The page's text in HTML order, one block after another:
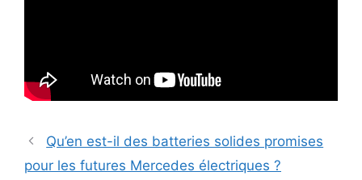
Qu’en est-il des batteries solides promises
pour les futures Mercedes électriques ?